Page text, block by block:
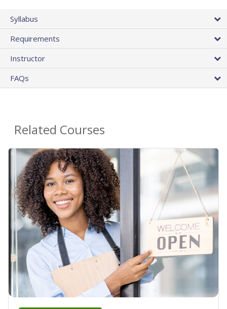
Syllabus
Requirements
Instructor
FAQs
Related Courses